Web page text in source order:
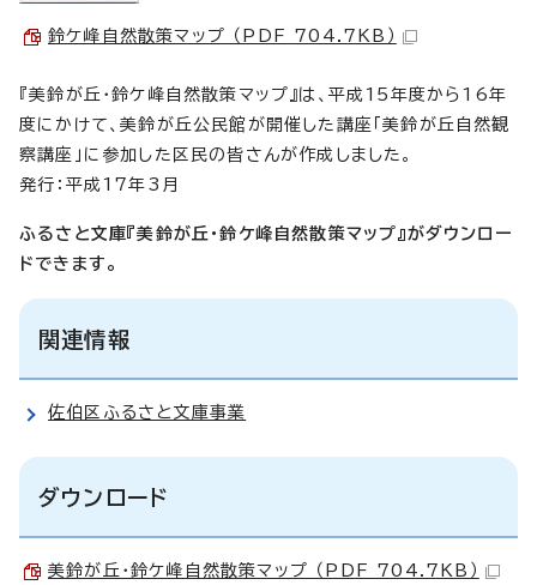
鈴ケ峰自然散策マップ （PDF 704.7KB）
『美鈴が丘・鈴ケ峰自然散策マップ』は、平成15年度から16年
度にかけて、美鈴が丘公民館が開催した講座「美鈴が丘自然観
察講座」に参加した区民の皆さんが作成しました。
発行：平成17年3月
ふるさと文庫『美鈴が丘・鈴ケ峰自然散策マップ』がダウンロー
ドできます。
関連情報
佐伯区ふるさと文庫事業
ダウンロード
美鈴が丘・鈴ケ峰自然散策マップ （PDF 704.7KB）